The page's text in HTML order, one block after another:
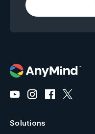
Solutions